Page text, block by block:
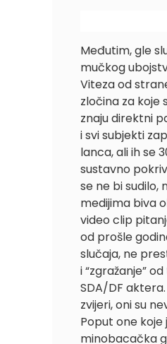
Međutim, gle
mučkog
Viteza od
zločina za koje
znaju direktni
i svi subjekti
lanca, ali ih se
sustavno
se ne bi sudilo,
medijima biva
video clip
od prošle
slučaja, ne
i “zgražanje”
SDA/DF
zvijeri, oni su
Poput one
minobacačka